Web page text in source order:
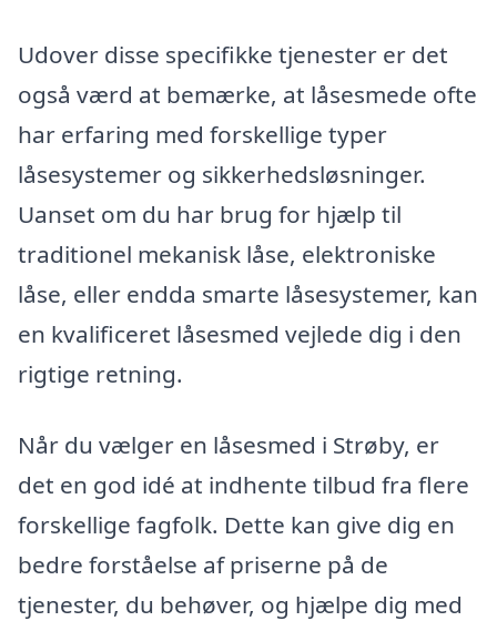
Udover disse specifikke tjenester er det
også værd at bemærke, at låsesmede ofte
har erfaring med forskellige typer
låsesystemer og sikkerhedsløsninger.
Uanset om du har brug for hjælp til
traditionel mekanisk låse, elektroniske
låse, eller endda smarte låsesystemer, kan
en kvalificeret låsesmed vejlede dig i den
rigtige retning.
Når du vælger en låsesmed i Strøby, er
det en god idé at indhente tilbud fra flere
forskellige fagfolk. Dette kan give dig en
bedre forståelse af priserne på de
tjenester, du behøver, og hjælpe dig med